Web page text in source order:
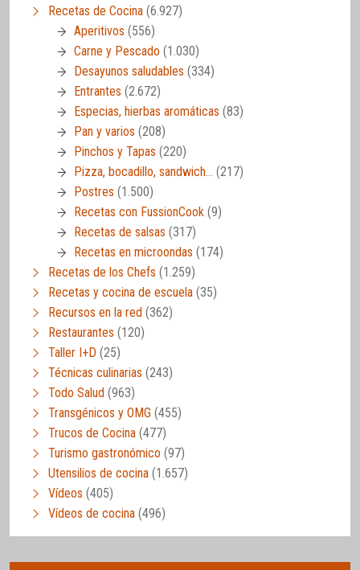
Recetas de Cocina (6.927)
Aperitivos (556)
Carne y Pescado (1.030)
Desayunos saludables (334)
Entrantes (2.672)
Especias, hierbas aromáticas (83)
Pan y varios (208)
Pinchos y Tapas (220)
Pizza, bocadillo, sandwich… (217)
Postres (1.500)
Recetas con FussionCook (9)
Recetas de salsas (317)
Recetas en microondas (174)
Recetas de los Chefs (1.259)
Recetas y cocina de escuela (35)
Recursos en la red (362)
Restaurantes (120)
Taller I+D (25)
Técnicas culinarias (243)
Todo Salud (963)
Transgénicos y OMG (455)
Trucos de Cocina (477)
Turismo gastronómico (97)
Utensilios de cocina (1.657)
Vídeos (405)
Vídeos de cocina (496)